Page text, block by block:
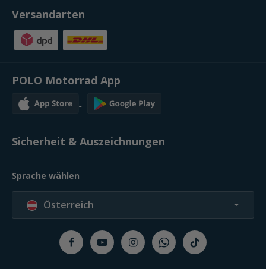
Versandarten
POLO Motorrad App
Sicherheit & Auszeichnungen
Sprache wählen
Österreich